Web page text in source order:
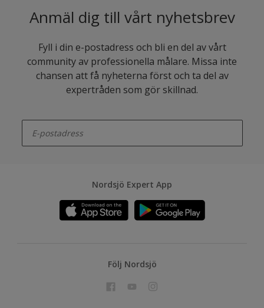
Anmäl dig till vårt nyhetsbrev
Fyll i din e-postadress och bli en del av vårt
community av professionella målare. Missa inte
chansen att få nyheterna först och ta del av
expertråden som gör skillnad.
Nordsjö Expert App
Följ Nordsjö